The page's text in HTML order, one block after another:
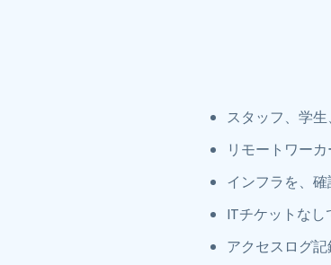
スタッフ、学
リモートワー
インフラを、
ITチケットな
アクセスログ